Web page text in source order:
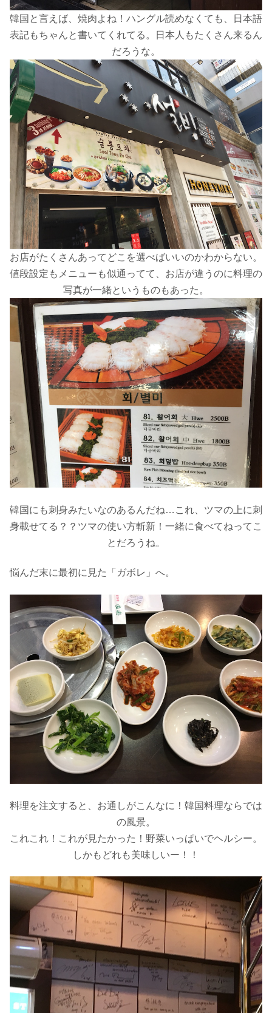
韓国と言えば、焼肉よね！ハングル読めなくても、日本語
表記もちゃんと書いてくれてる。日本人もたくさん来るん
だろうな。
お店がたくさんあってどこを選べばいいのかわからない。
値段設定もメニューも似通ってて、お店が違うのに料理の
写真が一緒というものもあった。
韓国にも刺身みたいなのあるんだね…これ、ツマの上に刺
身載せてる？？ツマの使い方斬新！一緒に食べてねってこ
とだろうね。
悩んだ末に最初に見た「ガボレ」へ。
料理を注文すると、お通しがこんなに！韓国料理ならでは
の風景。
これこれ！これが見たかった！野菜いっぱいでヘルシー。
しかもどれも美味しいー！！